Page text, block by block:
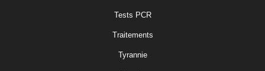
Tests PCR
Traitements
Tyrannie